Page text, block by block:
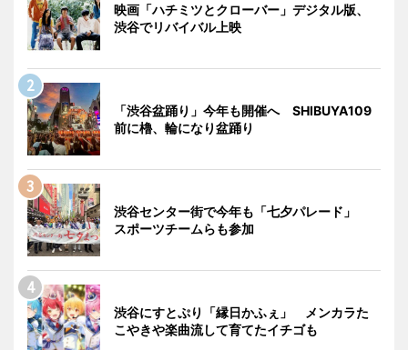
映画「ハチミツとクローバー」デジタル版、
渋谷でリバイバル上映
「渋谷盆踊り」今年も開催へ SHIBUYA109
前に櫓、輪になり盆踊り
渋谷センター街で今年も「七夕パレード」
スポーツチームらも参加
渋谷にすとぷり「縁日かふぇ」 メンカラた
こやきや楽曲流して育てたイチゴも